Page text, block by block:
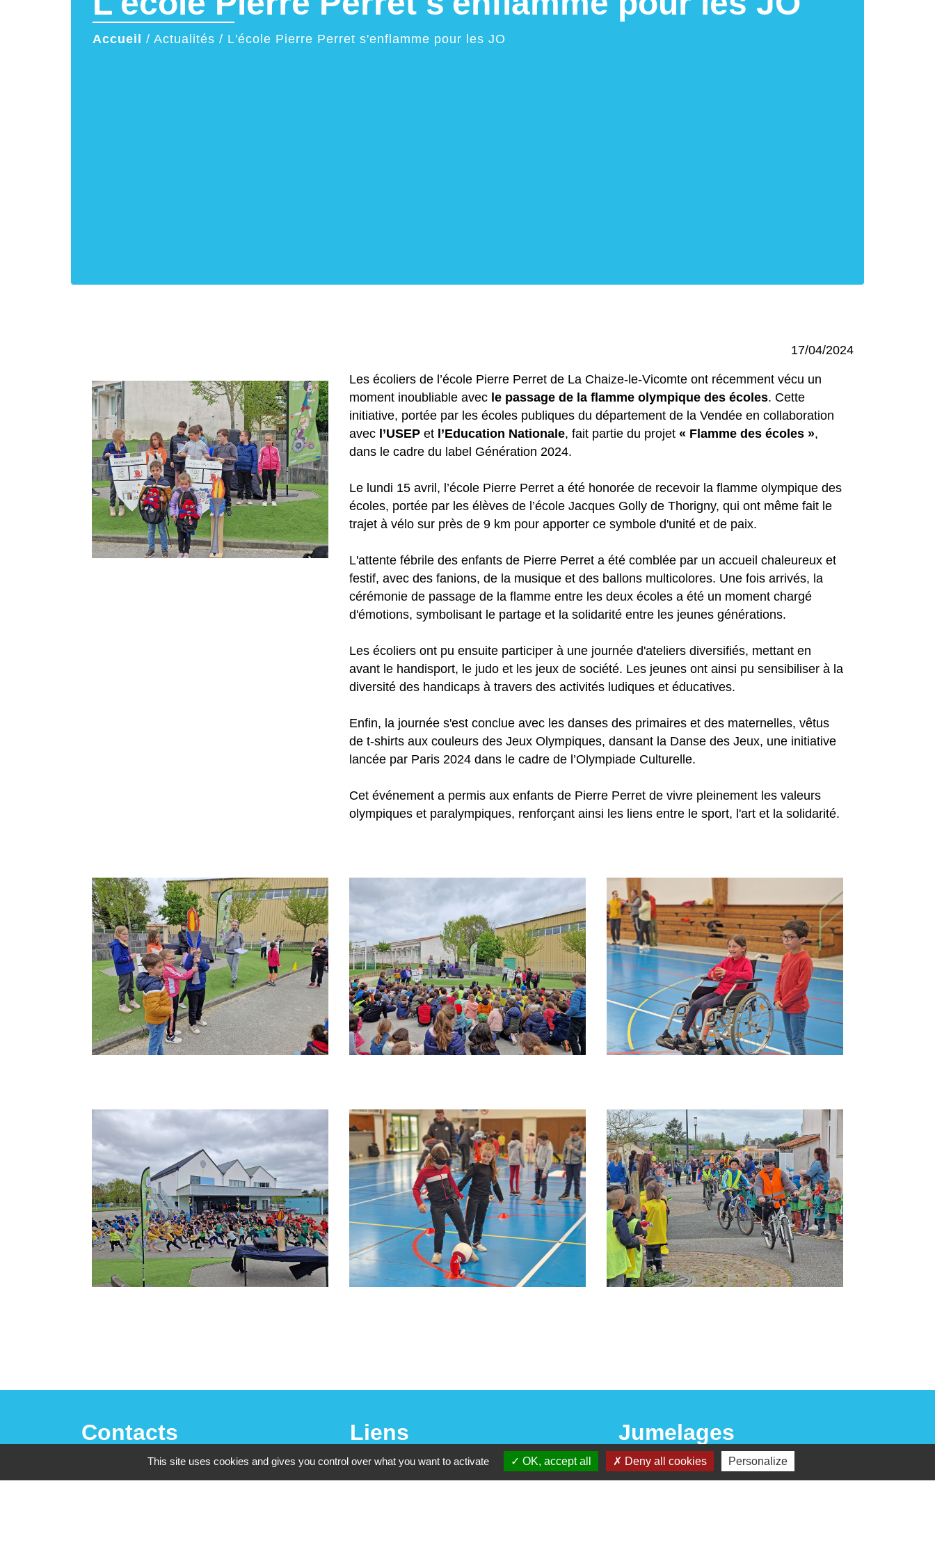
Accueil / Actualités / L'école Pierre Perret s'enflamme pour les JO
17/04/2024
Les écoliers de l’école Pierre Perret de La Chaize-le-Vicomte ont récemment vécu un
moment inoubliable avec le passage de la flamme olympique des écoles. Cette
initiative, portée par les écoles publiques du département de la Vendée en collaboration
avec l’USEP et l’Education Nationale, fait partie du projet « Flamme des écoles »,
dans le cadre du label Génération 2024.
Le lundi 15 avril, l’école Pierre Perret a été honorée de recevoir la flamme olympique des
écoles, portée par les élèves de l’école Jacques Golly de Thorigny, qui ont même fait le
trajet à vélo sur près de 9 km pour apporter ce symbole d'unité et de paix.
L'attente fébrile des enfants de Pierre Perret a été comblée par un accueil chaleureux et
festif, avec des fanions, de la musique et des ballons multicolores. Une fois arrivés, la
cérémonie de passage de la flamme entre les deux écoles a été un moment chargé
d'émotions, symbolisant le partage et la solidarité entre les jeunes générations.
Les écoliers ont pu ensuite participer à une journée d'ateliers diversifiés, mettant en
avant le handisport, le judo et les jeux de société. Les jeunes ont ainsi pu sensibiliser à la
diversité des handicaps à travers des activités ludiques et éducatives.
Enfin, la journée s'est conclue avec les danses des primaires et des maternelles, vêtus
de t-shirts aux couleurs des Jeux Olympiques, dansant la Danse des Jeux, une initiative
lancée par Paris 2024 dans le cadre de l’Olympiade Culturelle.
Cet événement a permis aux enfants de Pierre Perret de vivre pleinement les valeurs
olympiques et paralympiques, renforçant ainsi les liens entre le sport, l'art et la solidarité.
Contacts
Mairie de La Chaize-le-Vicomte
Liens
Vendée Tourisme
Jumelages
Sangalhos (Portugal)
This site uses cookies and gives you control over what you want to activate OK, accept all Deny all cookies Personalize